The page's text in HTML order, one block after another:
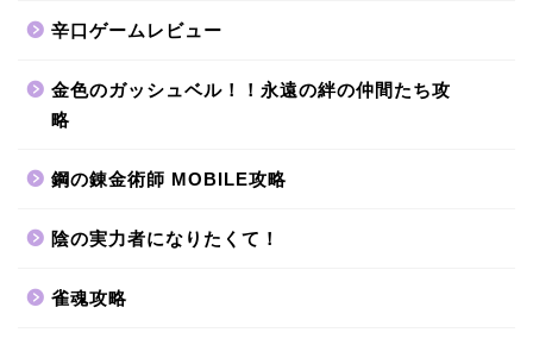
辛口ゲームレビュー
金色のガッシュベル！！永遠の絆の仲間たち攻
略
鋼の錬金術師 MOBILE攻略
陰の実力者になりたくて！
雀魂攻略